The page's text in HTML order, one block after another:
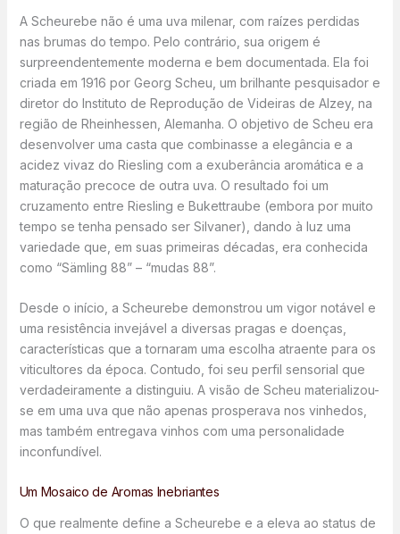
A Scheurebe não é uma uva milenar, com raízes perdidas
nas brumas do tempo. Pelo contrário, sua origem é
surpreendentemente moderna e bem documentada. Ela foi
criada em 1916 por Georg Scheu, um brilhante pesquisador e
diretor do Instituto de Reprodução de Videiras de Alzey, na
região de Rheinhessen, Alemanha. O objetivo de Scheu era
desenvolver uma casta que combinasse a elegância e a
acidez vivaz do Riesling com a exuberância aromática e a
maturação precoce de outra uva. O resultado foi um
cruzamento entre Riesling e Bukettraube (embora por muito
tempo se tenha pensado ser Silvaner), dando à luz uma
variedade que, em suas primeiras décadas, era conhecida
como “Sämling 88” – “mudas 88”.
Desde o início, a Scheurebe demonstrou um vigor notável e
uma resistência invejável a diversas pragas e doenças,
características que a tornaram uma escolha atraente para os
viticultores da época. Contudo, foi seu perfil sensorial que
verdadeiramente a distinguiu. A visão de Scheu materializou-
se em uma uva que não apenas prosperava nos vinhedos,
mas também entregava vinhos com uma personalidade
inconfundível.
Um Mosaico de Aromas Inebriantes
O que realmente define a Scheurebe e a eleva ao status de